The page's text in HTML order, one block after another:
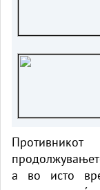
а во исто